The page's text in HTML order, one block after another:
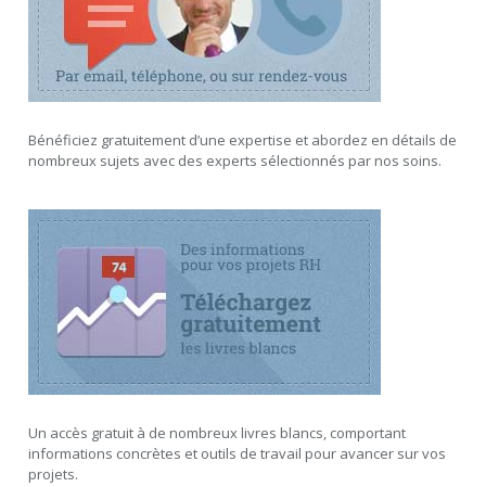
Bénéficiez gratuitement d’une expertise et abordez en détails de
nombreux sujets avec des experts sélectionnés par nos soins.
Un accès gratuit à de nombreux livres blancs, comportant
informations concrètes et outils de travail pour avancer sur vos
projets.